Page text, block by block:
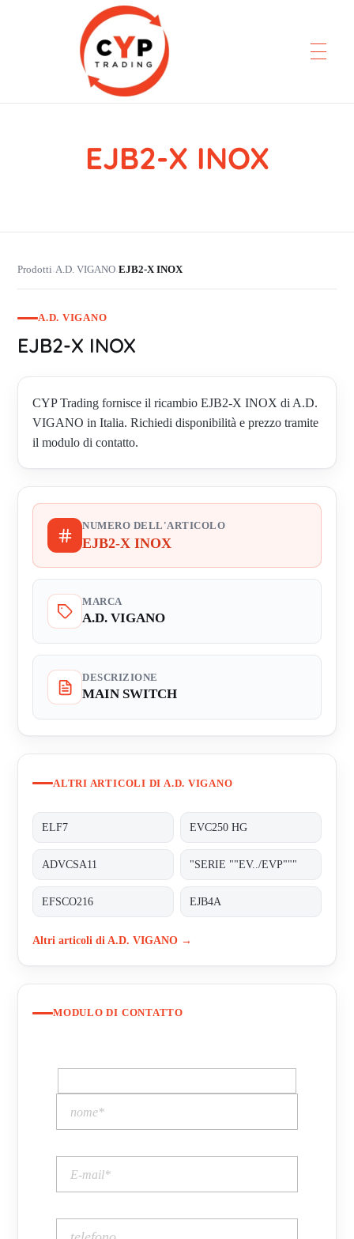
CYP Trading
Professionelle Ersatzteilbeschaffung
EJB2-X INOX
Prodotti›A.D. VIGANO›EJB2-X INOX
A.D. VIGANO
EJB2-X INOX
CYP Trading fornisce il ricambio EJB2-X INOX di A.D.
VIGANO in Italia. Richiedi disponibilità e prezzo tramite
il modulo di contatto.
NUMERO DELL'ARTICOLO
EJB2-X INOX
MARCA
A.D. VIGANO
DESCRIZIONE
MAIN SWITCH
ALTRI ARTICOLI DI A.D. VIGANO
ELF7 EVC250 HG
ADVCSA11 "SERIE ""EV../EVP"""
EFSCO216 EJB4A
Altri articoli di A.D. VIGANO →
MODULO DI CONTATTO